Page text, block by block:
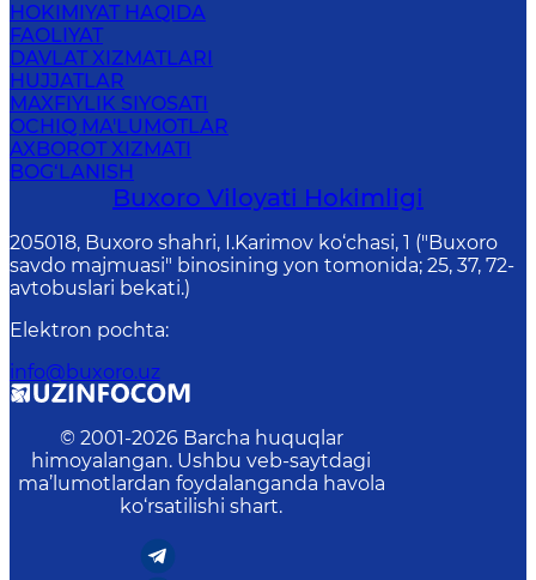
HOKIMIYAT HAQIDA
FAOLIYAT
DAVLAT XIZMATLARI
HUJJATLAR
MAXFIYLIK SIYOSATI
OCHIQ MA'LUMOTLAR
AXBOROT XIZMATI
BOG‘LANISH
Buxoro Viloyati Hokimligi
205018, Buхоrо shahri, I.Karimov ko‘chаsi, 1 ("Buxoro
savdo majmuasi" binosining yon tomonida; 25, 37, 72-
avtobuslari bekati.)
Elektron pochta:
info@buxoro.uz
© 2001-2026 Barcha huquqlar
himoyalangan. Ushbu veb-saytdagi
ma’lumotlardan foydalanganda havola
ko‘rsatilishi shart.